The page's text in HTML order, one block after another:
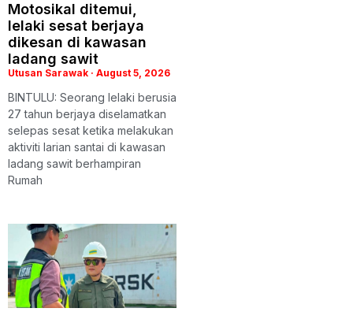
Motosikal ditemui,
lelaki sesat berjaya
dikesan di kawasan
ladang sawit
Utusan Sarawak August 5, 2026
BINTULU: Seorang lelaki berusia
27 tahun berjaya diselamatkan
selepas sesat ketika melakukan
aktiviti larian santai di kawasan
ladang sawit berhampiran
Rumah